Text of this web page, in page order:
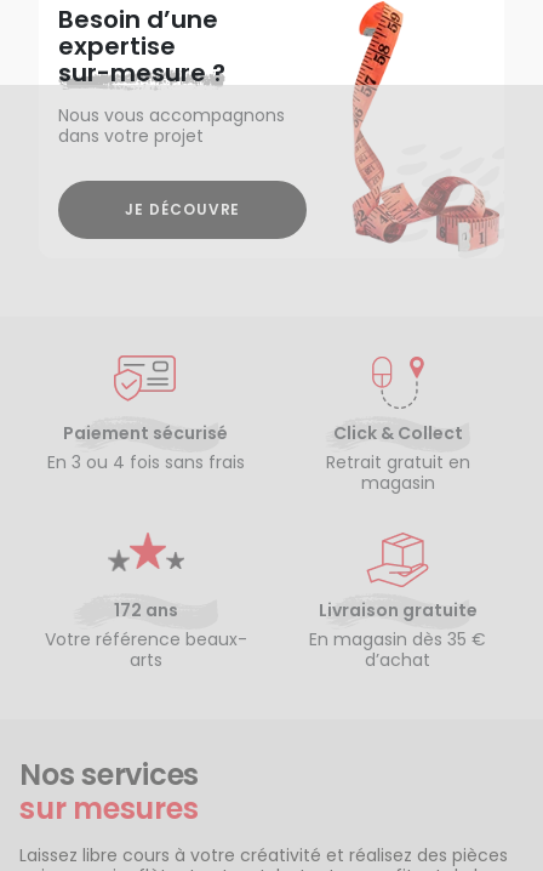
Besoin d’une
expertise
sur-mesure ?
Nous vous accompagnons
dans votre projet
JE DÉCOUVRE
Paiement sécurisé
En 3 ou 4 fois sans frais
Click & Collect
Retrait gratuit en
magasin
172 ans
Votre référence beaux-
arts
Livraison gratuite
En magasin dès 35 €
d’achat
Nos services
sur mesures
Laissez libre cours à votre créativité et réalisez des pièces